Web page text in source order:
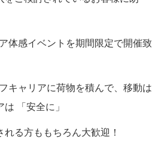
体感イベントを期間限定で開催致
キャリアに荷物を積んで、移動は
は 「安全に」
る方ももちろん大歓迎！